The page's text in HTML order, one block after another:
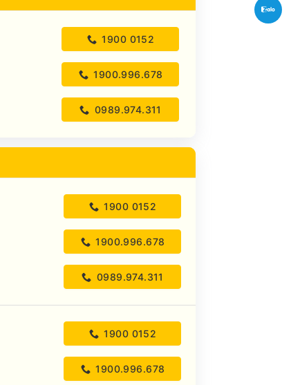
1900 0152
1900.996.678
0989.974.311
1900 0152
1900.996.678
0989.974.311
1900 0152
1900.996.678